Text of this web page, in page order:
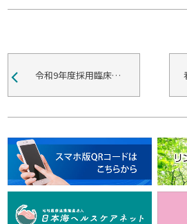
令和9年度採用臨床研修歯科医募集のお知らせ